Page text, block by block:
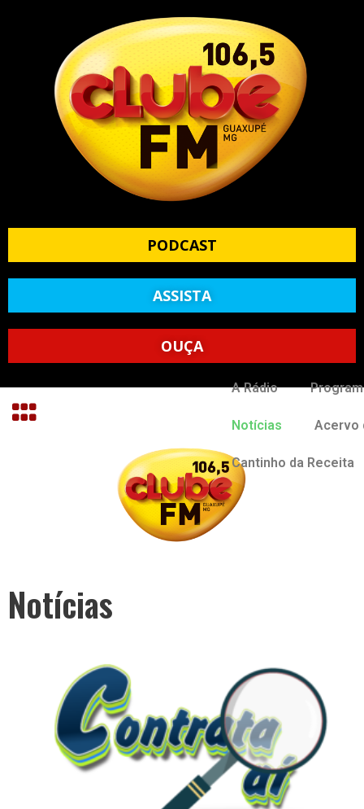
PODCAST
ASSISTA
OUÇA
A Rádio
Notícias Acervo
Cantinho da Receita
Notícias